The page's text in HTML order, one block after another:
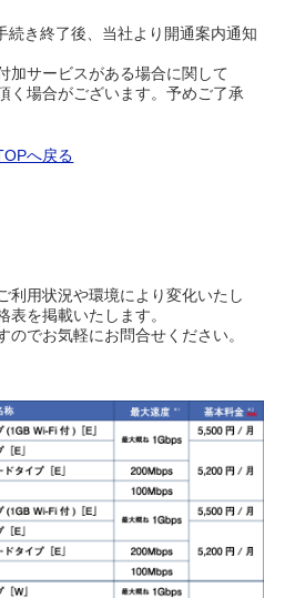
続き終了後、当社より開通案内通知
加サービスがある場合に関して
く場合がございます。予めご了承
へ戻る
利用状況や環境により変化いたし
表を掲載いたします。
のでお気軽にお問合せください。